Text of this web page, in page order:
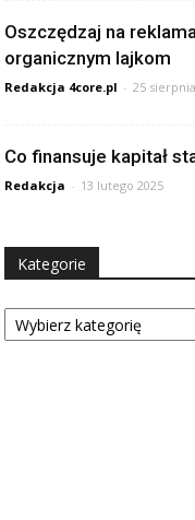
Oszczędzaj na
organicznym lajkom
Redakcja 4core.pl - 25
Co finansuje kapitał
Redakcja - 13 lutego 2025
Kategorie
Kategorie